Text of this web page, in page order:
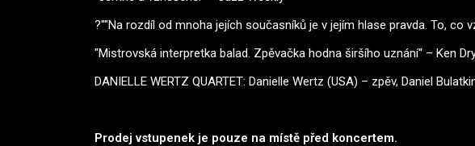
?""Na rozdíl od mnoha jejích současníků je v jejím hlase pravda. To,
"Mistrovská interpretka balad. Zpěvačka hodna širšího uznání“ – Ken
DANIELLE WERTZ QUARTET: Danielle Wertz (USA) – zpěv, Daniel
Prodej vstupenek je pouze na místě před koncertem.